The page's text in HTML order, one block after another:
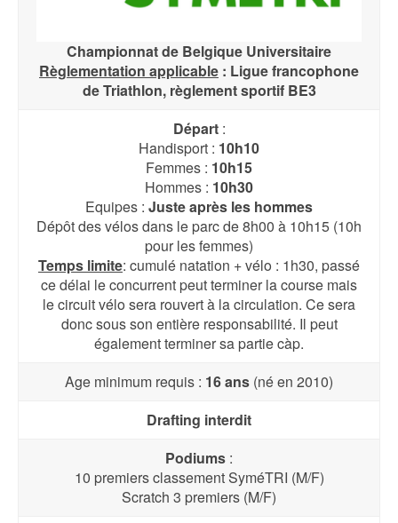
Championnat de Belgique Universitaire
Règlementation applicable : Ligue francophone
de Triathlon, règlement sportif BE3
Départ:
Handisport : 10h10
Femmes : 10h15
Hommes : 10h30
Equipes : Juste après les hommes
Dépôt des vélos dans le parc de 8h00 à 10h15 (10h
pour les femmes)
Temps limite: cumulé natation + vélo : 1h30, passé
ce délai le concurrent peut terminer la course mais
le circuit vélo sera rouvert à la circulation. Ce sera
donc sous son entière responsabilité. Il peut
également terminer sa partie càp.
Age minimum requis : 16 ans (né en 2010)
Drafting interdit
Podiums :
10 premiers classement SyméTRI (M/F)
Scratch 3 premiers (M/F)